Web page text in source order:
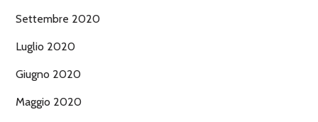
Settembre 2020
Luglio 2020
Giugno 2020
Maggio 2020